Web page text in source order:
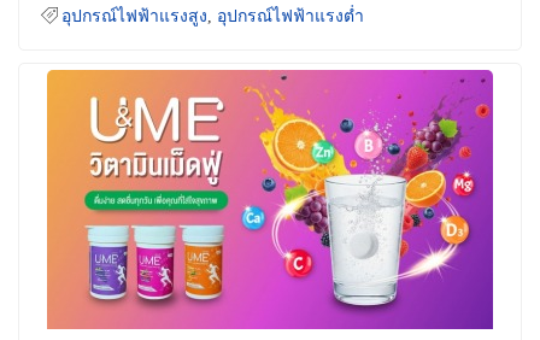
อุปกรณ์ไฟฟ้าแรงสูง อุปกรณ์ไฟฟ้าแรงต่ำ